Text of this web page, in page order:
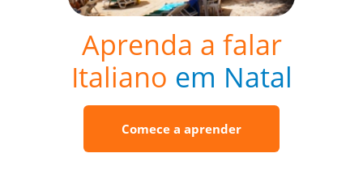
Aprenda a falar
Italiano em Natal
Comece a aprender